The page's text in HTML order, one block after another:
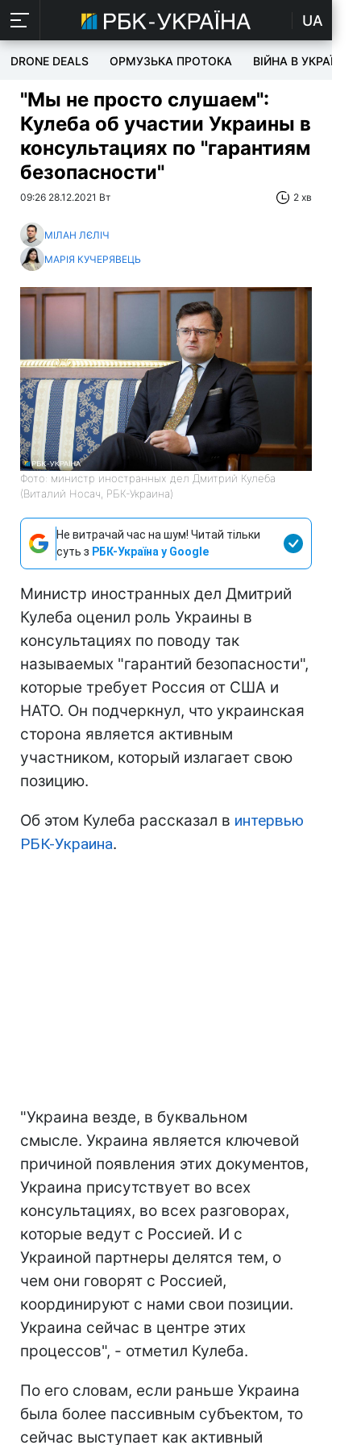
UA
DRONE DEALS ОРМУЗЬКА ПРОТОКА ВІЙНА В УКРАЇНІ
"Мы не просто слушаем":
Кулеба об участии Украины в
консультациях по "гарантиям
безопасности"
09:26 28.12.2021 Вт 2 хв
МІЛАН ЛЄЛІЧ
МАРІЯ КУЧЕРЯВЕЦЬ
Фото: министр иностранных дел Дмитрий Кулеба
(Виталий Носач, РБК-Украина)
Не витрачай час на шум! Читай тільки
суть з РБК-Україна у Google
Министр иностранных дел Дмитрий
Кулеба оценил роль Украины в
консультациях по поводу так
называемых "гарантий безопасности",
которые требует Россия от США и
НАТО. Он подчеркнул, что украинская
сторона является активным
участником, который излагает свою
позицию.
Об этом Кулеба рассказал в интервью
РБК-Украина.
"Украина везде, в буквальном
смысле. Украина является ключевой
причиной появления этих документов,
Украина присутствует во всех
консультациях, во всех разговорах,
которые ведут с Россией. И с
Украиной партнеры делятся тем, о
чем они говорят с Россией,
координируют с нами свои позиции.
Украина сейчас в центре этих
процессов", - отметил Кулеба.
По его словам, если раньше Украина
была более пассивным субъектом, то
сейчас выступает как активный